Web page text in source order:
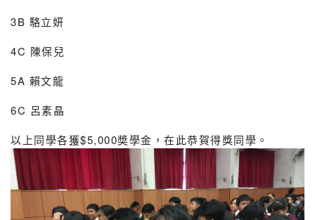
3B 駱立妍
4C 陳保兒
5A 賴文龍
6C 呂素晶
以上同學各獲$5,000奬學金，在此恭賀得獎同學。